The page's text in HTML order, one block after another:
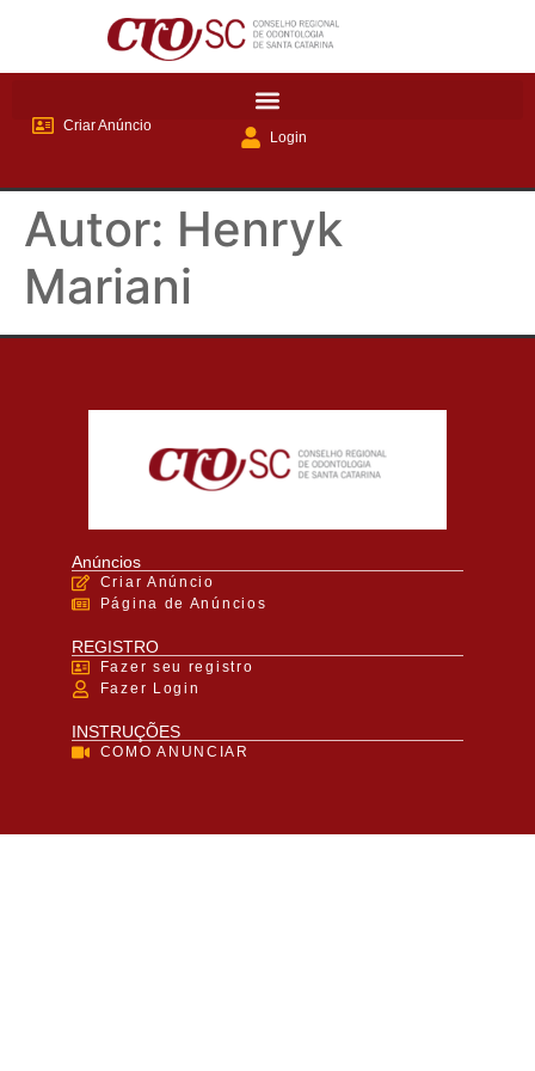
Criar Anúncio
Login
Autor: Henryk
Mariani
Anúncios
Criar Anúncio
Página de Anúncios
REGISTRO
Fazer seu registro
Fazer Login
INSTRUÇÕES
COMO ANUNCIAR